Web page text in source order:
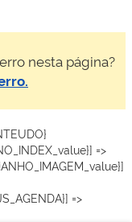
nesta página?
=>
=>